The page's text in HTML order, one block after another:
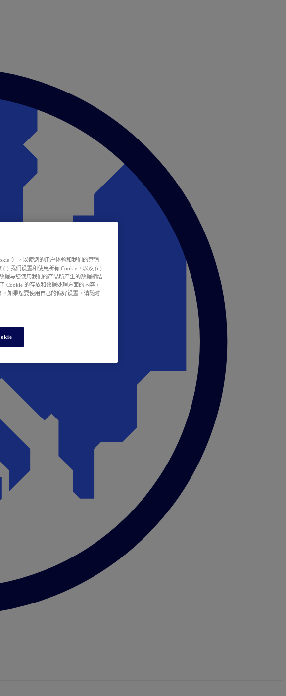
），以使您的用户体验和我们的营销
(i) 我们设置和使用所有 Cookie，以及 (ii)
据与您使用我们的产品所产生的数据相结
Cookie 的存放和数据处理方面的内容，
如果您要使用自己的偏好设置，请随时